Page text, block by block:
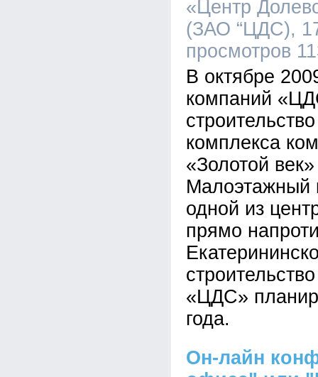
«Центр
(ЗАО “ЦДС),
просмотров
В октябре
компаний
комплекса
«Золотой
Малоэтажный
одной из
прямо
«ЦДС»
года.
Он-лайн